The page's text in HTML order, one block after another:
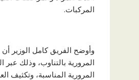
المركبات.
وأوضح الفريق كامل الوزير
المرورية بالتناوب، وذلك عبر
المرورية المناسبة، وتكثيف